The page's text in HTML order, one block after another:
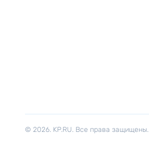
© 2026. KP.RU. Все права защищены.